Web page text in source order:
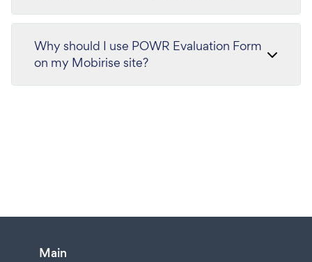
Why should I use POWR Evaluation Form
on my Mobirise site?
Main